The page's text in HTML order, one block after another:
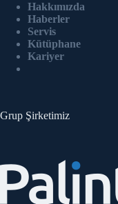
Hakkımızda
Haberler
Servis
Kütüphane
Kariyer
Grup Şirketimiz